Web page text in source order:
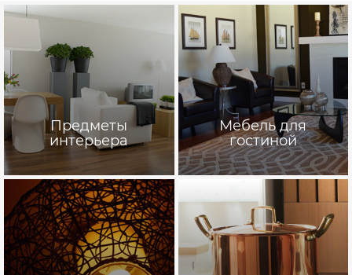
Предметы
интерьера
Мебель для
гостиной